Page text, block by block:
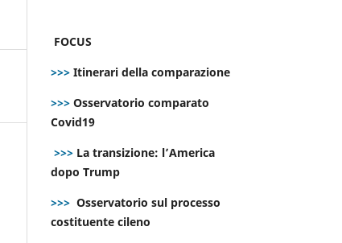
FOCUS
>>> Itinerari della comparazione
>>> Osservatorio comparato
Covid19
>>> La transizione: l’America
dopo Trump
>>> Osservatorio sul processo
costituente cileno